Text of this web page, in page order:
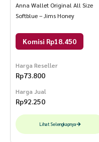
Anna Wallet Original All Size
Softblue – Jims Honey
Komisi Rp18.450
Harga Reseller
Rp73.800
Harga Jual
Rp92.250
Lihat Selengkapnya